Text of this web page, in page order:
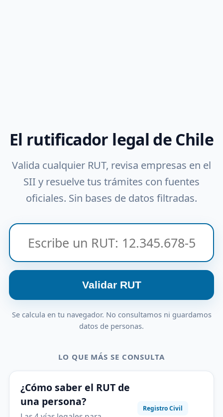
El rutificador legal de Chile
Valida cualquier RUT, revisa empresas en el
SII y resuelve tus trámites con fuentes
oficiales. Sin bases de datos filtradas.
Validar RUT
Se calcula en tu navegador. No consultamos ni guardamos
datos de personas.
LO QUE MÁS SE CONSULTA
¿Cómo saber el RUT de
una persona?
Registro Civil